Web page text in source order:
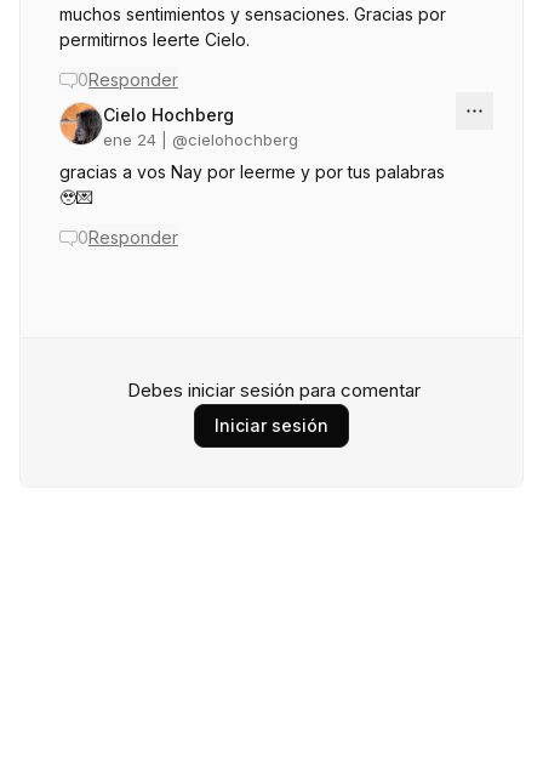
muchos sentimientos y sensaciones. Gracias por
permitirnos leerte Cielo.
0Responder
Cielo Hochberg
ene 24 | @cielohochberg
gracias a vos Nay por leerme y por tus palabras
🥹💌
0Responder
Debes iniciar sesión para comentar
Iniciar sesión